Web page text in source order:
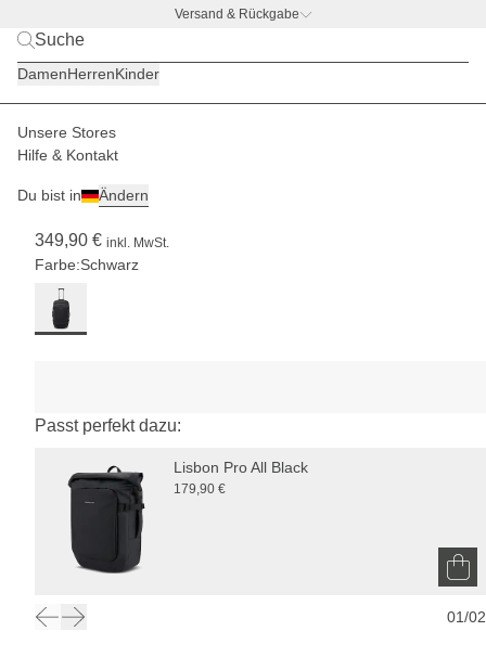
Versand & Rückgabe
DamenHerrenKinder
Unsere Stores
Hilfe & Kontakt
Du bist in Ändern
Herren Reisegepäck
Für
längere
Reisen
(14
349,90 € inkl. MwSt.
Farbe:Schwarz
Passt perfekt dazu:
Lisbon Pro All Black
179,90 €
01/02